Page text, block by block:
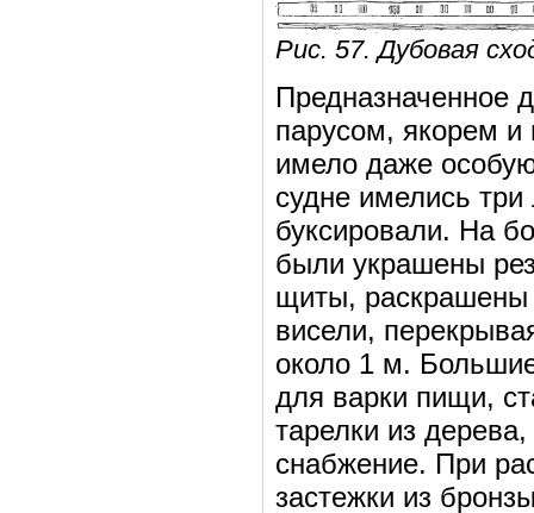
Рис. 57. Дубовая
Предназначенное
парусом, якорем и
имело даже
судне имелись
буксировали. На
были украшены
щиты, раскрашены
висели,
около 1 м.
для варки пищи,
тарелки из
снабжение. При
застежки из